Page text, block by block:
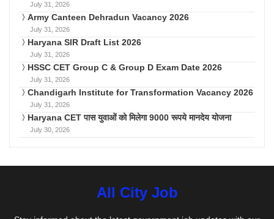
July 31, 2026
Army Canteen Dehradun Vacancy 2026
July 31, 2026
Haryana SIR Draft List 2026
July 31, 2026
HSSC CET Group C & Group D Exam Date 2026
July 31, 2026
Chandigarh Institute for Transformation Vacancy 2026
July 31, 2026
Haryana CET पास युवाओं को मिलेगा 9000 रूपये मानदेय योजना
July 30, 2026
All City Job